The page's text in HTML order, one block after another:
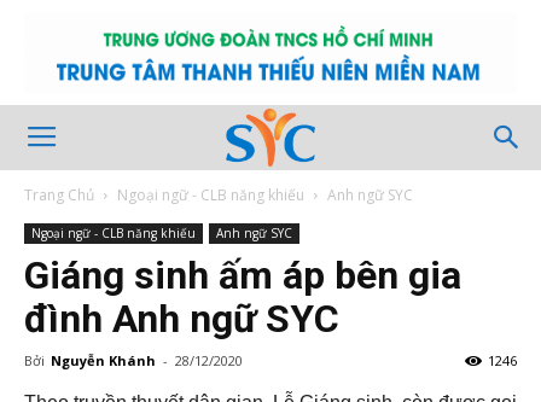
Trang Chủ Ngoại ngữ - CLB năng khiếu Anh ngữ SYC
Ngoại ngữ - CLB năng khiếu Anh ngữ SYC
Giáng sinh ấm áp bên gia
đình Anh ngữ SYC
Bởi Nguyễn Khánh - 28/12/2020 1246